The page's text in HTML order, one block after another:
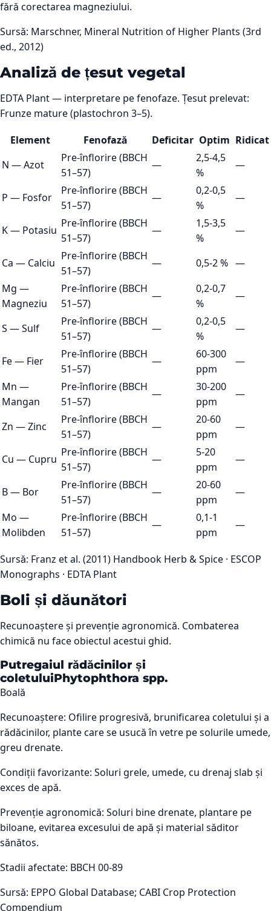
fără corectarea magneziului.
Sursă: Marschner, Mineral Nutrition of Higher Plants (3rd
ed., 2012)
Analiză de țesut vegetal
EDTA Plant — interpretare pe fenofaze. Țesut prelevat:
Frunze mature (plastochron 3–5).
Element
Fenofază Deficitar Optim Ridicat
N —Azot
Pre-înflorire (BBCH
51–57)
—
2,5-4,5
%
—
P — Fosfor
Pre-înflorire (BBCH
51–57)
—
0,2-0,5
%
—
K— Potasiu
Pre-înflorire (BBCH
51–57)
—
1,5-3,5
%
—
Ca — Calciu
Pre-înflorire (BBCH
51–57)
— 0,5-2 % —
Mg —
Magneziu
Pre-înflorire (BBCH
51–57)
—
0,2-0,7
%
—
S —Sulf
Pre-înflorire (BBCH
51–57)
—
0,2-0,5
%
—
Fe— Fier
Pre-înflorire (BBCH
51–57)
—
60-300
ppm
—
Mn —
Mangan
Pre-înflorire (BBCH
51–57)
—
30-200
ppm
—
Zn —Zinc
Pre-înflorire (BBCH
51–57)
—
20-60
ppm
—
Cu — Cupru
Pre-înflorire (BBCH
51–57)
—
5-20
ppm
—
B— Bor
Pre-înflorire (BBCH
51–57)
—
20-60
ppm
—
Mo —
Molibden
Pre-înflorire (BBCH
51–57)
—
0,1-1
ppm
—
Sursă: Franz et al. (2011) Handbook Herb & Spice · ESCOP
Monographs · EDTA Plant
Boli și dăunători
Recunoaștere și prevenție agronomică. Combaterea
chimică nu face obiectul acestui ghid.
Putregaiul rădăcinilor și
coletuluiPhytophthora spp.
Boală
Recunoaștere: Ofilire progresivă, brunificarea coletului și a
rădăcinilor, plante care se usucă în vetre pe solurile umede,
greu drenate.
Condiții favorizante: Soluri grele, umede, cu drenaj slab și
exces de apă.
Prevenție agronomică: Soluri bine drenate, plantare pe
biloane, evitarea excesului de apă și material săditor
sănătos.
Stadii afectate: BBCH 00-89
Sursă: EPPO Global Database; CABI Crop Protection
Compendium